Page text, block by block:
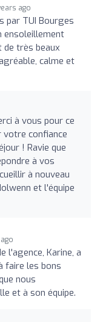
ago
par TUI Bourges
ensoleillement
de très beaux
calme et
à vous pour ce
votre confiance
! Ravie que
à vos
à nouveau
et l'équipe
l'agence, Karine, a
faire les bons
nous
et à son équipe.